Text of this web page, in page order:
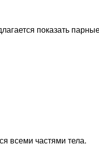
показать
всеми частями тела.